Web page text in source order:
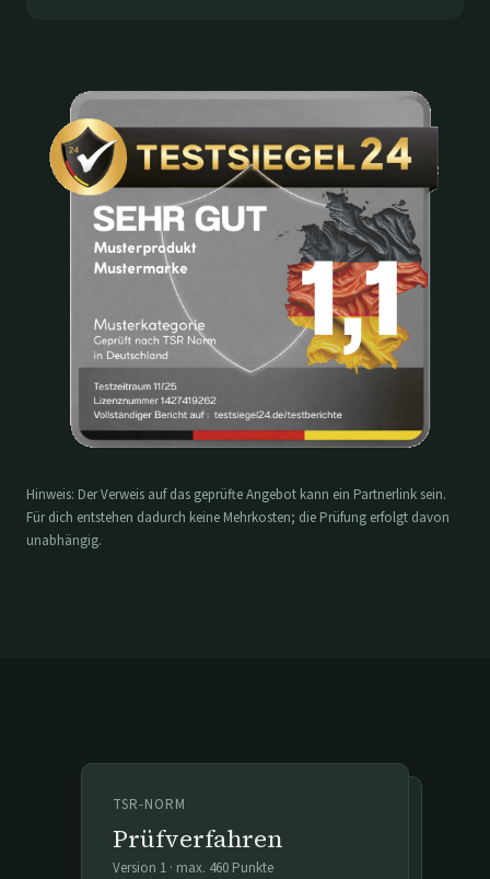
Hinweis: Der Verweis auf das geprüfte Angebot kann ein Partnerlink sein.
Für dich entstehen dadurch keine Mehrkosten; die Prüfung erfolgt davon
unabhängig.
TSR-NORM
Prüfverfahren
Version 1 · max. 460 Punkte